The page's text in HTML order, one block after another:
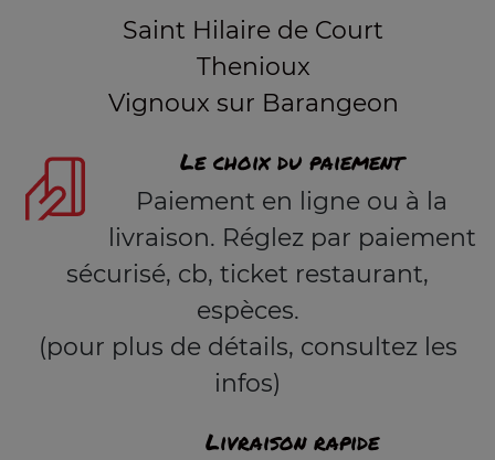
Saint Hilaire de Court
Thenioux
Vignoux sur Barangeon
Le choix du paiement
Paiement en ligne ou à la
livraison. Réglez par paiement
sécurisé, cb, ticket restaurant,
espèces.
(pour plus de détails, consultez les
infos)
Livraison rapide